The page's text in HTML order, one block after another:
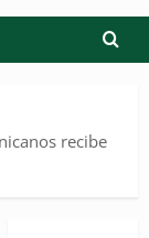
recibe